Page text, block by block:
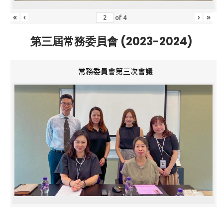
« ‹ of 4 › »
第三屆常務委員會 (2023-2024)
常務委員會第三次會議